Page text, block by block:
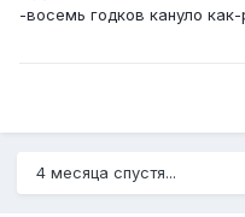
-восемь годков кануло как-
4 месяца спустя...